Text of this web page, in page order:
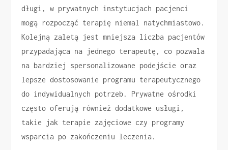
długi, w prywatnych instytucjach pacjenci
mogą rozpocząć terapię niemal natychmiastowo.
Kolejną zaletą jest mniejsza liczba pacjentów
przypadająca na jednego terapeutę, co pozwala
na bardziej spersonalizowane podejście oraz
lepsze dostosowanie programu terapeutycznego
do indywidualnych potrzeb. Prywatne ośrodki
często oferują również dodatkowe usługi,
takie jak terapie zajęciowe czy programy
wsparcia po zakończeniu leczenia.